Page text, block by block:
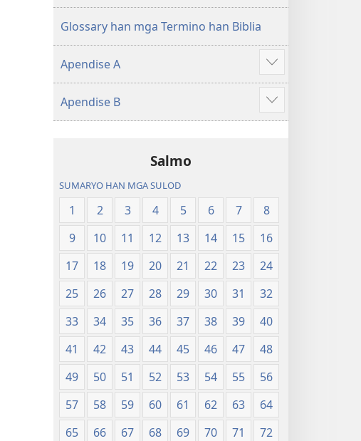
Glossary han mga Termino han Biblia
Apendise A
Ipakita
an
dugang
Apendise B
Ipakita
an
Salmo
SUMARYO HAN MGA SULOD
1 2 3 4 5 6 7
8
9
10 11 12 13 14 15
16
17
18 19 20 21 22 23
24
25
26 27 28 29 30 31
32
33
34 35 36 37 38 39
40
41
42 43 44 45 46 47
48
49
50 51 52 53 54 55
56
57
58 59 60 61 62 63
64
65
66 67 68 69 70 71
72